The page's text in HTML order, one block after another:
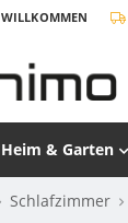
WILLKOMMEN
Heim & Garten
Schlafzimmer